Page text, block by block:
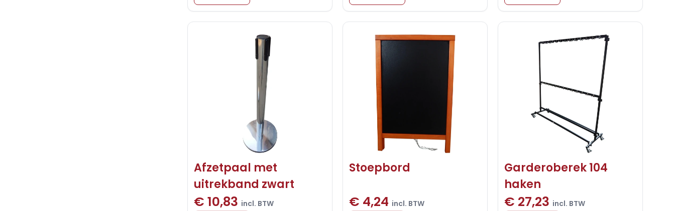
Afzetpaal met
uitrekband zwart
€ 10,83 incl. BTW
Stoepbord
€ 4,24 incl. BTW
Garderoberek 104
haken
€ 27,23 incl. BTW